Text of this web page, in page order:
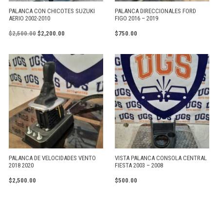
PALANCA CON CHICOTES SUZUKI
AERIO 2002-2010
$2,500.00 $2,200.00
PALANCA DIRECCIONALES FORD
FIGO 2016 – 2019
$750.00
PALANCA DE VELOCIDADES VENTO
2018 2020
$2,500.00
VISTA PALANCA CONSOLA CENTRAL
FIESTA 2003 – 2008
$500.00